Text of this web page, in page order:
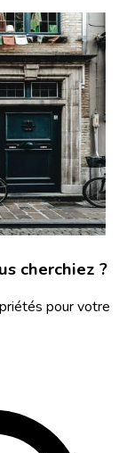
cherchiez ?
pour votre